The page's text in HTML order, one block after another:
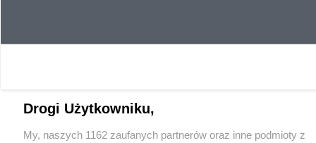
Drogi Użytkowniku,
My, naszych 1162 zaufanych partnerów oraz inne podmioty z